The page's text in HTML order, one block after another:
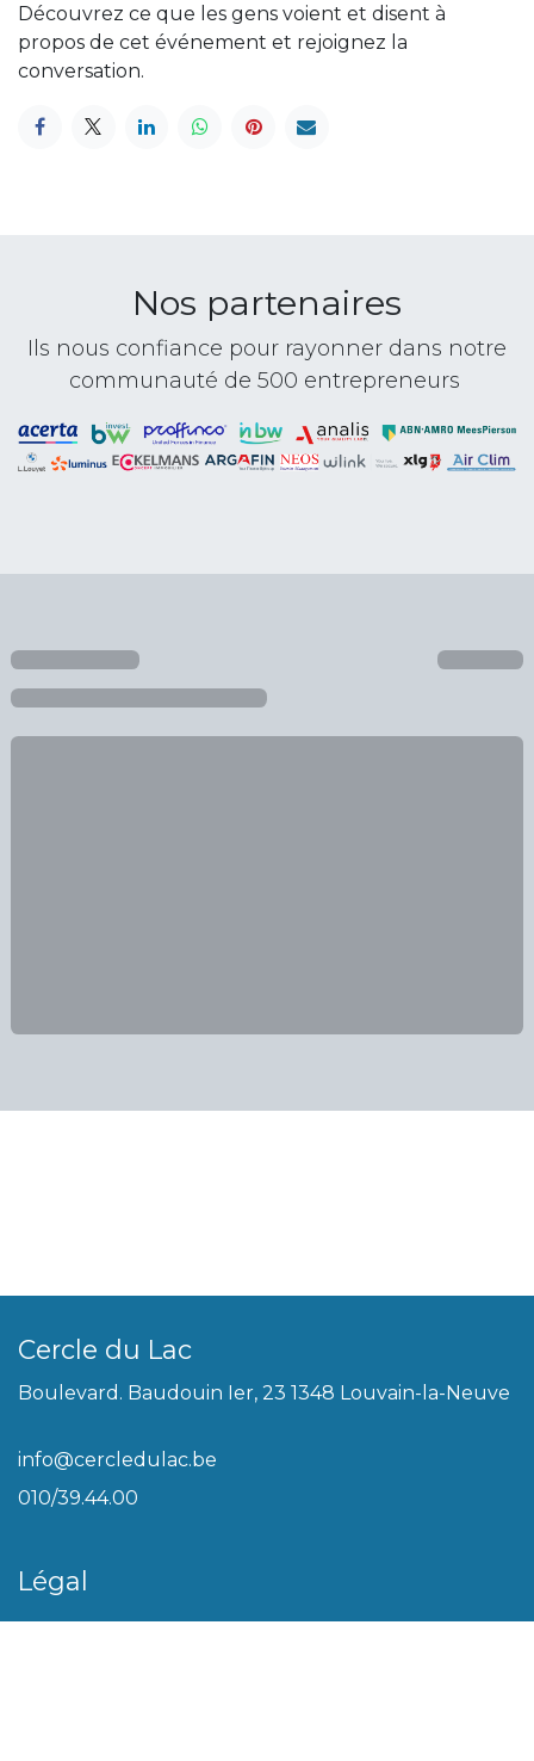
Découvrez ce que les gens voient et disent à
propos de cet événement et rejoignez la
conversation.
Nos partenaires
Ils nous confiance pour rayonner dans notre
communauté de 500 entrepreneurs
Cercle du Lac
Boulevard. Baudouin Ier, 23 1348 Louvain-la-Neuve
info@cercledulac.be
010/39.44.00
Légal